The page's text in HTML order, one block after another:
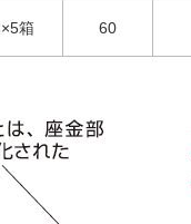
箱 60